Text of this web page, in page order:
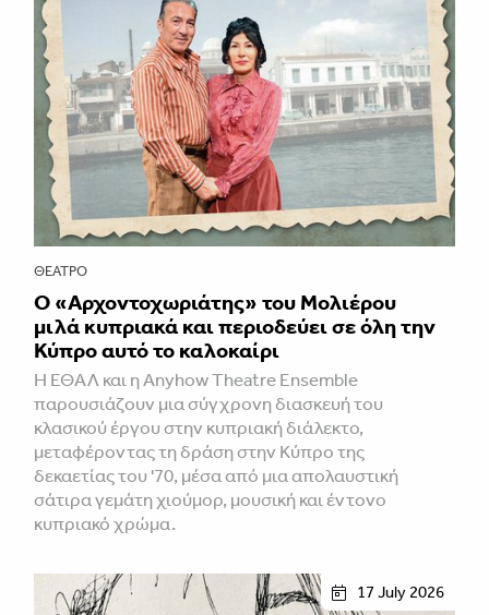
ΘΈΑΤΡΟ
Ο «Αρχοντοχωριάτης» του Μολιέρου
μιλά κυπριακά και περιοδεύει σε όλη την
Κύπρο αυτό το καλοκαίρι
Η ΕΘΑΛ και η Anyhow Theatre Ensemble
παρουσιάζουν μια σύγχρονη διασκευή του
κλασικού έργου στην κυπριακή διάλεκτο,
μεταφέροντας τη δράση στην Κύπρο της
δεκαετίας του '70, μέσα από μια απολαυστική
σάτιρα γεμάτη χιούμορ, μουσική και έντονο
κυπριακό χρώμα.
17 July 2026